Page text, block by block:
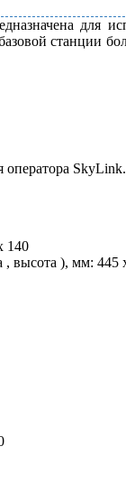
для
станции
SkyLink.
140
высота ), мм: 445